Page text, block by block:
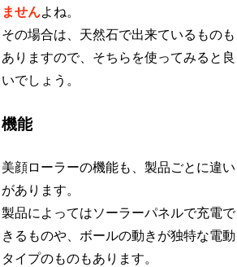
ませんよね。
その場合は、天然石で出来ているものも
ありますので、そちらを使ってみると良
いでしょう。
機能
美顔ローラーの機能も、製品ごとに違い
があります。
製品によってはソーラーパネルで充電で
きるものや、ボールの動きが独特な電動
タイプのものもあります。